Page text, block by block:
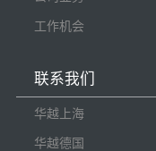
工作机会
联系我们
华越上海
华越德国